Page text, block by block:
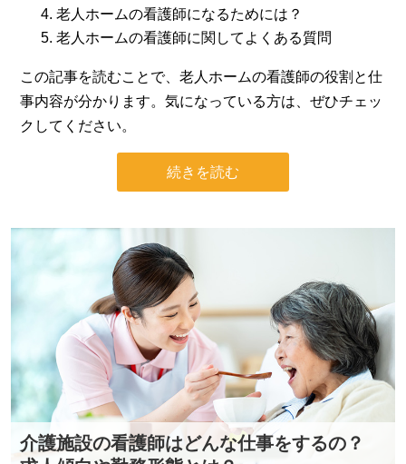
老人ホームの看護師になるためには？
老人ホームの看護師に関してよくある質問
この記事を読むことで、老人ホームの看護師の役割と仕
事内容が分かります。気になっている方は、ぜひチェッ
クしてください。
続きを読む
介護施設の看護師はどんな仕事をするの？